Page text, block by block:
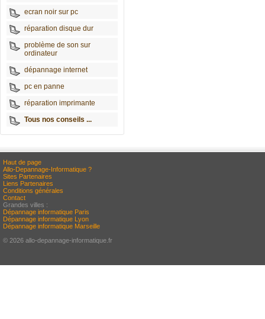
ecran noir sur pc
réparation disque dur
problème de son sur
ordinateur
dépannage internet
pc en panne
réparation imprimante
Tous nos conseils ...
Haut de page
Allo-Depannage-Informatique ?
Sites Partenaires
Liens Partenaires
Conditions générales
Contact
Grandes villes :
Dépannage informatique Paris
Dépannage informatique Lyon
Dépannage informatique Marseille
© 2026 allo-depannage-informatique.fr